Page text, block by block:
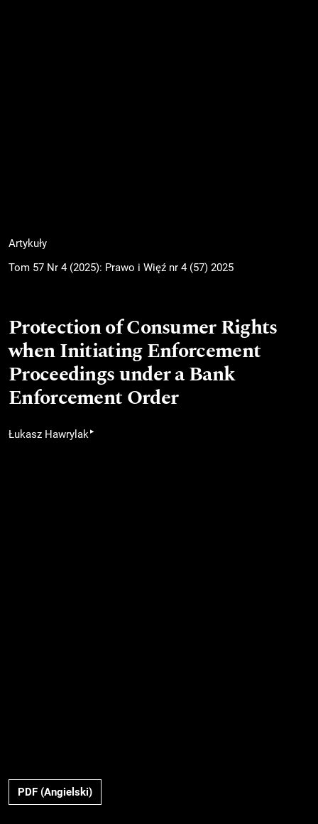
Artykuły
Tom 57 Nr 4 (2025): Prawo i Więź nr 4 (57) 2025
Protection of Consumer Rights
when Initiating Enforcement
Proceedings under a Bank
Enforcement Order
Łukasz Hawrylak ▸
PDF (Angielski)